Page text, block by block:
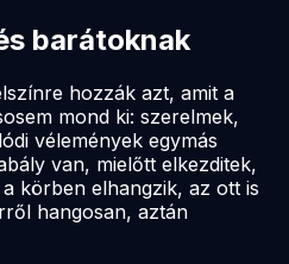
barátoknak
hozzák azt, amit a
mond ki: szerelmek,
vélemények egymás
van, mielőtt elkezditek,
körben elhangzik, az ott is
hangosan, aztán